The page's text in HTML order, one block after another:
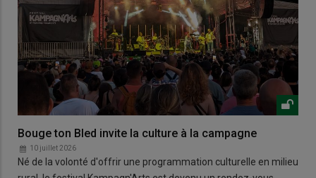
Bouge ton Bled invite la culture à la campagne
10 juillet 2026
Né de la volonté d'offrir une programmation culturelle en milieu